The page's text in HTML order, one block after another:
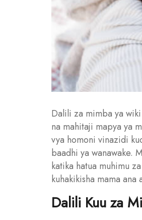
Dalili za mimba ya
na mahitaji mapya ya
vya homoni vinazidi
baadhi ya wanawake.
katika hatua muhimu
kuhakikisha mama ana
Dalili Kuu za